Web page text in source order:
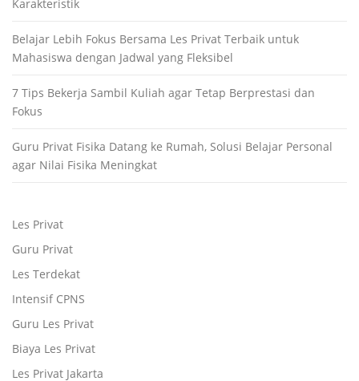
Karakteristik
Belajar Lebih Fokus Bersama Les Privat Terbaik untuk
Mahasiswa dengan Jadwal yang Fleksibel
7 Tips Bekerja Sambil Kuliah agar Tetap Berprestasi dan
Fokus
Guru Privat Fisika Datang ke Rumah, Solusi Belajar Personal
agar Nilai Fisika Meningkat
Les Privat
Guru Privat
Les Terdekat
Intensif CPNS
Guru Les Privat
Biaya Les Privat
Les Privat Jakarta